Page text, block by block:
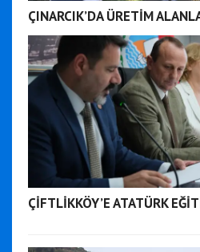
ÇINARCIK’DA ÜRETİM
ÇİFTLİKKÖY’E ATATÜRK